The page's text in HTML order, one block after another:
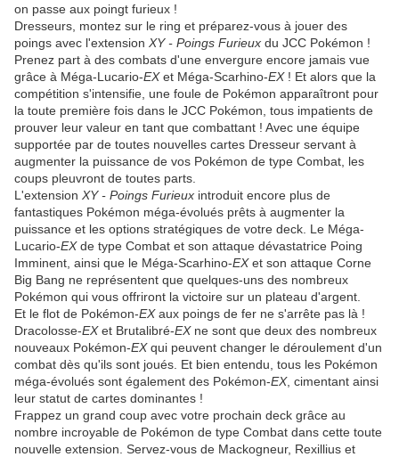
on passe aux poingt furieux !
Dresseurs, montez sur le ring et préparez-vous à jouer des
poings avec l'extension XY - Poings Furieux du JCC Pokémon !
Prenez part à des combats d'une envergure encore jamais vue
grâce à Méga-Lucario-EXet Méga-Scarhino-EX! Et alors que la
compétition s'intensifie, une foule de Pokémon apparaîtront pour
la toute première fois dans le JCC Pokémon, tous impatients de
prouver leur valeur en tant que combattant ! Avec une équipe
supportée par de toutes nouvelles cartes Dresseur servant à
augmenter la puissance de vos Pokémon de type Combat, les
coups pleuvront de toutes parts.
L'extension XY - Poings Furieux introduit encore plus de
fantastiques Pokémon méga-évolués prêts à augmenter la
puissance et les options stratégiques de votre deck. Le Méga-
Lucario-EXde type Combat et son attaque dévastatrice Poing
Imminent, ainsi que le Méga-Scarhino-EXet son attaque Corne
Big Bang ne représentent que quelques-uns des nombreux
Pokémon qui vous offriront la victoire sur un plateau d'argent.
Et le flot de Pokémon-EXaux poings de fer ne s'arrête pas là !
Dracolosse-EXet Brutalibré-EXne sont que deux des nombreux
nouveaux Pokémon-EXqui peuvent changer le déroulement d'un
combat dès qu'ils sont joués. Et bien entendu, tous les Pokémon
méga-évolués sont également des Pokémon-EX, cimentant ainsi
leur statut de cartes dominantes !
Frappez un grand coup avec votre prochain deck grâce au
nombre incroyable de Pokémon de type Combat dans cette toute
nouvelle extension. Servez-vous de Mackogneur, Rexillius et